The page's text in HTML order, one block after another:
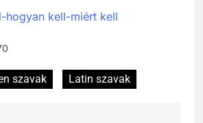
hogyan kell-miért kell
szavak Latin szavak